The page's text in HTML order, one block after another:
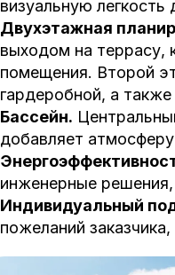
визуальную легкость
Двухэтажная
выходом на террасу,
помещения. Второй
гардеробной, а
Бассейн.
добавляет
инженерные
Индивидуальный
пожеланий